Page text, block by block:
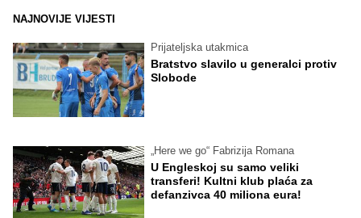
NAJNOVIJE VIJESTI
Prijateljska utakmica
Bratstvo slavilo u generalci protiv
Slobode
„Here we go“ Fabrizija Romana
U Engleskoj su samo veliki
transferi! Kultni klub plaća za
defanzivca 40 miliona eura!